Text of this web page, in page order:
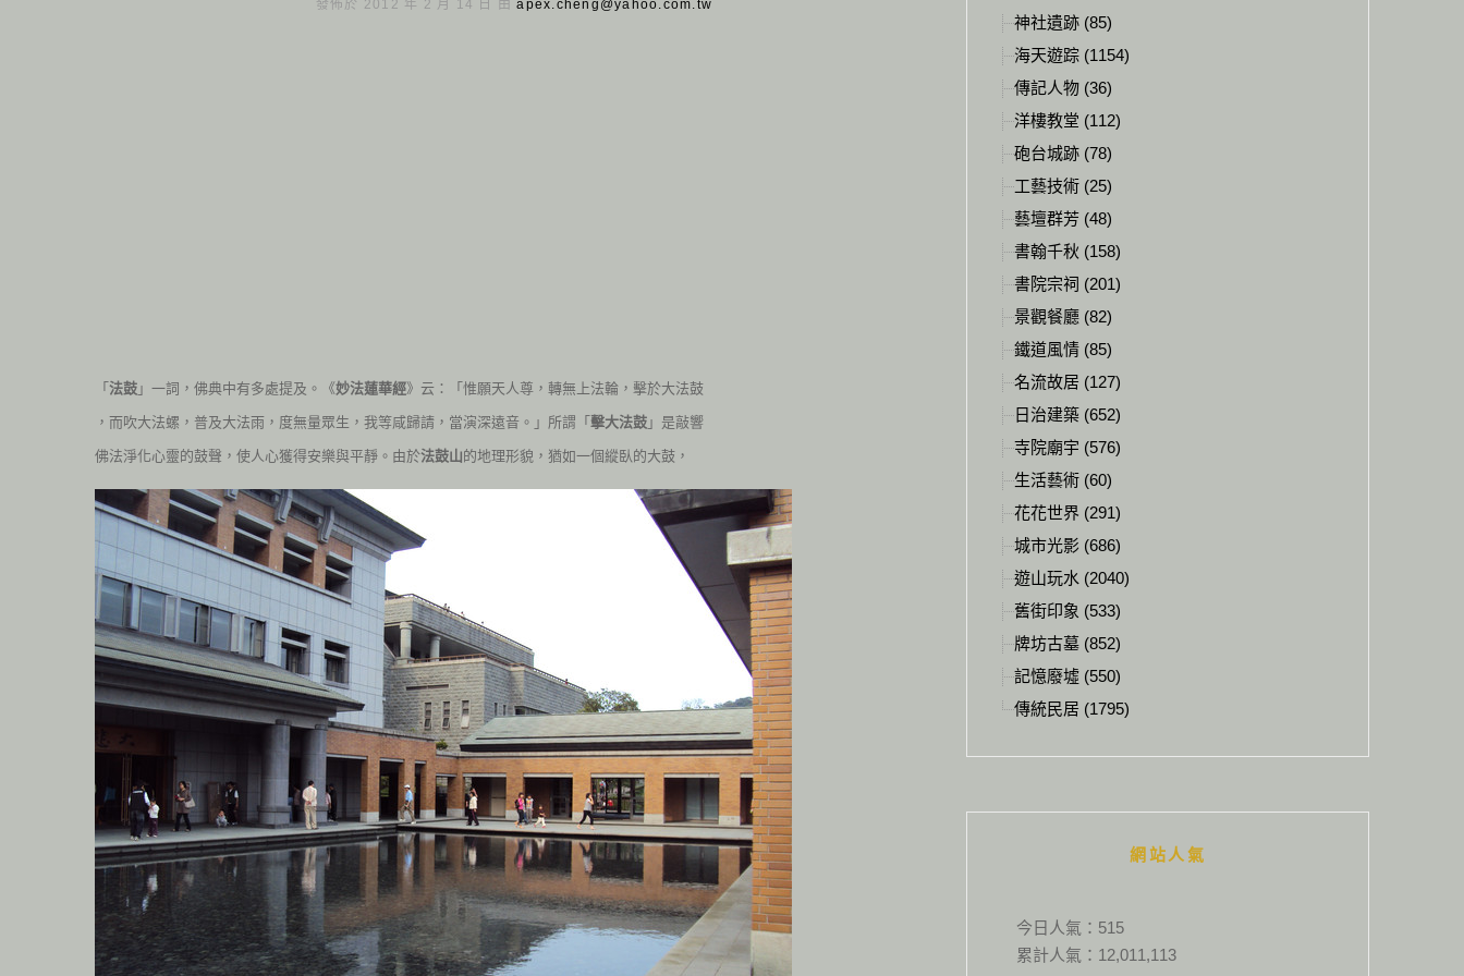
發佈於 2012 年 2 月 14 日 由apex.cheng@yahoo.com.tw
「 法鼓 」一詞，佛典中有多處提及。《妙法蓮華經》云：「惟願天人尊，轉無上法輪，擊於大法鼓
，而吹大法螺，普及大法雨，度無量眾生，我等咸歸請，當演深遠音。」所謂「 擊大法鼓 」是敲響
佛法淨化心靈的鼓聲，使人心獲得安樂與平靜。由於法鼓山的地理形貌，猶如一個縱臥的大鼓，
神社遺跡 (85)
海天遊踪 (1154)
傳記人物 (36)
洋樓教堂 (112)
砲台城跡 (78)
工藝技術 (25)
藝壇群芳 (48)
書翰千秋 (158)
書院宗祠 (201)
景觀餐廳 (82)
鐵道風情 (85)
名流故居 (127)
日治建築 (652)
寺院廟宇 (576)
生活藝術 (60)
花花世界 (291)
城市光影 (686)
遊山玩水 (2040)
舊街印象 (533)
牌坊古墓 (852)
記憶廢墟 (550)
傳統民居 (1795)
網站人氣
今日人氣： 515
累計人氣： 12,011,113